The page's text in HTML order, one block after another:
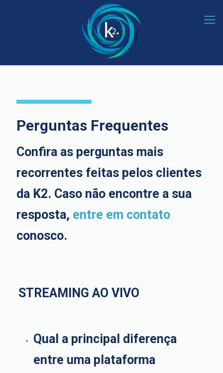
Perguntas Frequentes
Confira as perguntas mais
recorrentes feitas pelos clientes
da K2. Caso não encontre a sua
resposta, entre em contato
conosco.
STREAMING AO VIVO
Qual a principal diferença
entre uma plataforma